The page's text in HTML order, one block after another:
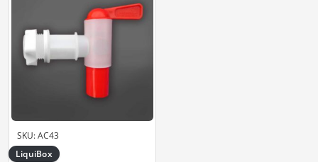
SKU: AC43
LiquiBox